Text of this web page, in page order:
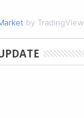
by TradingView